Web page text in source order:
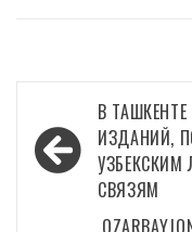
Навигация
по
записям
В
ИЗДАНИЙ,
УЗБЕКСКИМ
СВЯЗЯМ